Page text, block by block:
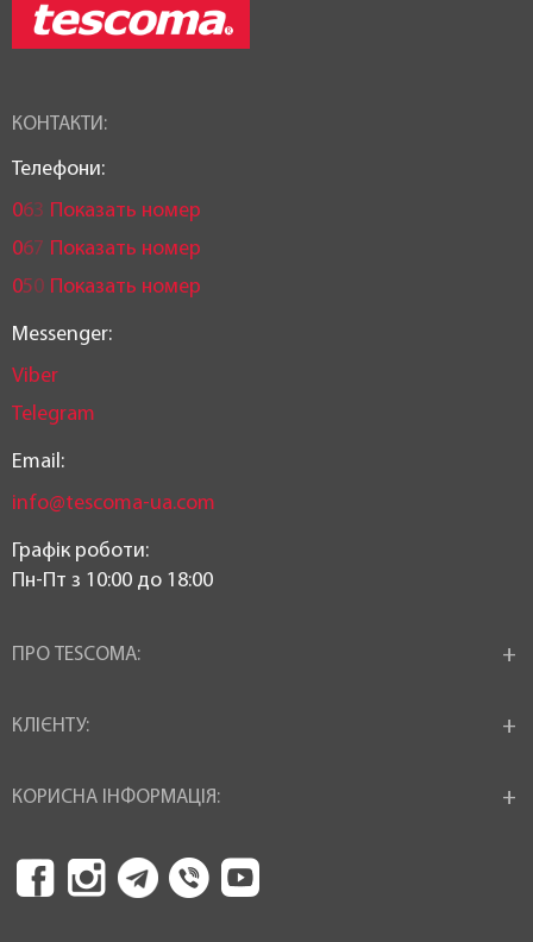
КОНТАКТИ:
Телефони:
063 Показать номер
067 Показать номер
050 Показать номер
Messenger:
Viber
Telegram
Email:
info@tescoma-ua.com
Графік роботи:
Пн-Пт з 10:00 до 18:00
ПРО TESCOMA:
КЛІЄНТУ:
КОРИСНА ІНФОРМАЦІЯ: